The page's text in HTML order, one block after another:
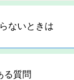
ないときは
る質問